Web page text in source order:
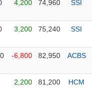
4,200 74,960 SSI
3,200 75,240 SSI
-6,800 82,950 ACBS
2,200 81,200 HCM